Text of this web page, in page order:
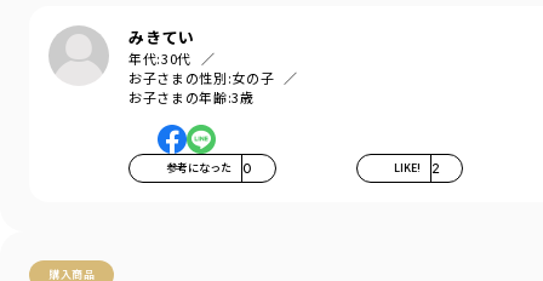
みきてい
年代:30代
お子さまの性別:女の子
お子さまの年齢:3歳
参考になった 0 LIKE! 2
購入商品